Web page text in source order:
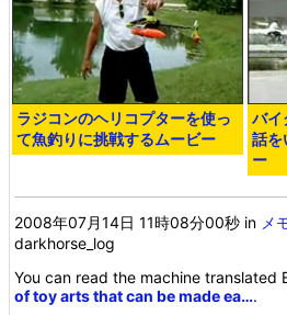
ラジコンのヘリコプターを使っ
て魚釣りに挑戦するムービー
バイ
話を
ー
2008年07月14日 11時08分00秒 in メ
darkhorse_log
You can read the machine translated
of toy arts that can be made ea….